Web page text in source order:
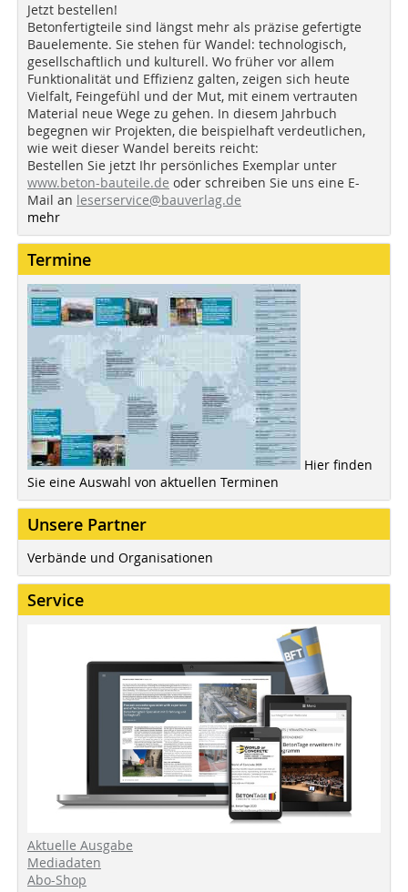
Jetzt bestellen!
Betonfertigteile sind längst mehr als präzise gefertigte
Bauelemente. Sie stehen für Wandel: technologisch,
gesellschaftlich und kulturell. Wo früher vor allem
Funktionalität und Effizienz galten, zeigen sich heute
Vielfalt, Feingefühl und der Mut, mit einem vertrauten
Material neue Wege zu gehen. In diesem Jahrbuch
begegnen wir Projekten, die beispielhaft verdeutlichen,
wie weit dieser Wandel bereits reicht:
Bestellen Sie jetzt Ihr persönliches Exemplar unter
www.beton-bauteile.de oder schreiben Sie uns eine E-
Mail an leserservice@bauverlag.de
mehr
Termine
Hier finden
Sie eine Auswahl von aktuellen Terminen
Unsere Partner
Verbände und Organisationen
Service
Aktuelle Ausgabe
Mediadaten
Abo-Shop